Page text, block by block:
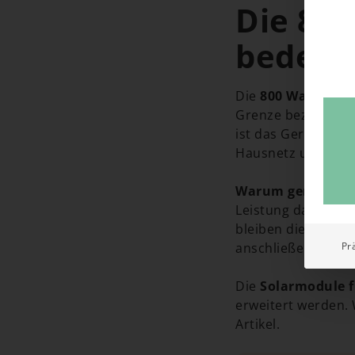
Die
Die 800 Watt
sind
Grenze bezieht
ist das Gerät, das
Hausnetz
Warum genau 800
Leistung das
bleiben die
anschließen
Die Solarmodule
erweitert werden.
Artikel.